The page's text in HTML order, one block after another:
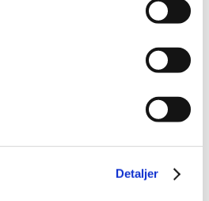
Detaljer